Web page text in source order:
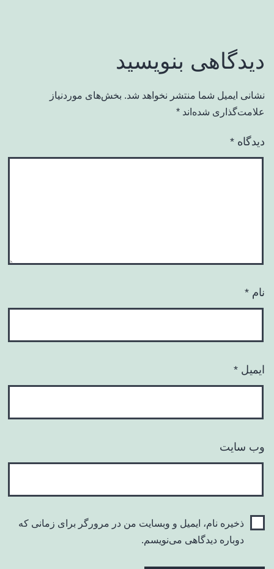
دیدگاهی بنویسید
نشانی ایمیل شما منتشر نخواهد شد. بخش‌های موردنیاز
علامت‌گذاری شده‌اند *
دیدگاه *
نام *
ایمیل *
وب‌ سایت
ذخیره نام، ایمیل و وبسایت من در مرورگر برای زمانی که
دوباره دیدگاهی می‌نویسم.